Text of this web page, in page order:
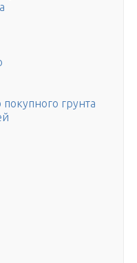
грунта